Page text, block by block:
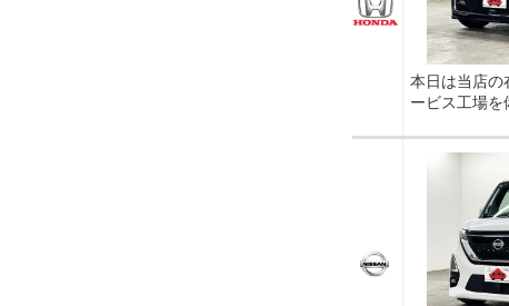
本日は当店の
ービス工場を